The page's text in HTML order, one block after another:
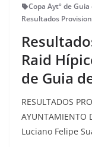
Copa Aytº de Guia
Resultados
Raid
de Guia
RESULTADOS
AYUNTAMIENTO
Luciano Felipe